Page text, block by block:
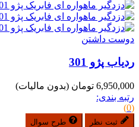
دوست داشتن
ردیاب پژو 301
6,950,000 تومان
(بدون مالیات)
رتبه بندی:
(0)
ثبت نظر طرح سوال